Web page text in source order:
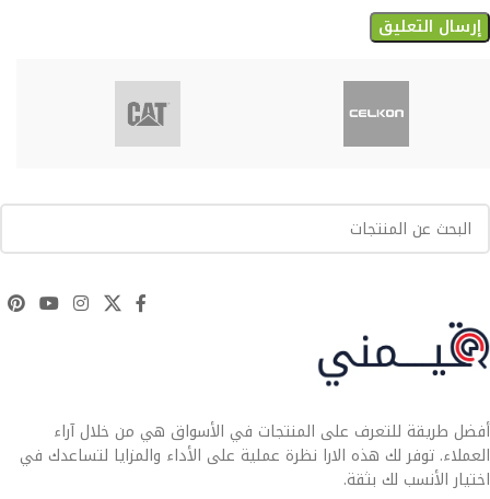
أفضل طريقة للتعرف على المنتجات في الأسواق هي من خلال آراء
العملاء. توفر لك هذه الارا نظرة عملية على الأداء والمزايا لتساعدك في
اختيار الأنسب لك بثقة.